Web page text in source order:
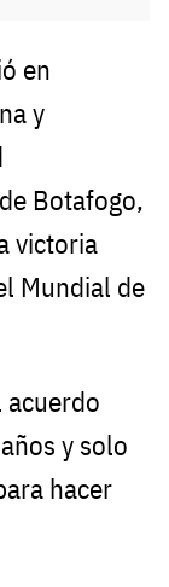
en
y
Botafogo,
victoria
Mundial de
acuerdo
y solo
hacer